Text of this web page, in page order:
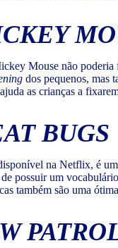
Mouse não poderia
dos pequenos, mas
as crianças a
BUGS
na Netflix, é um
possuir um vocabulário
também são uma